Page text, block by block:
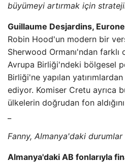
büyümeyi artırmak için
Guillaume Desjardins,
Robin Hood'un modern bir
Sherwood Ormanı'ndan
Avrupa Birliği'ndeki bölgesel
Birliği'ne yapılan
ediyor. Komiser Cretu ayrıca
ülkelerin doğrudan fon
Fanny, Almanya'daki durumlar
Almanya'daki AB fonlarıyla